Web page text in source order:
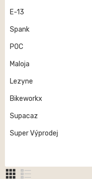
E-13
Spank
POC
Maloja
Lezyne
Bikeworkx
Supacaz
Super Výprodej